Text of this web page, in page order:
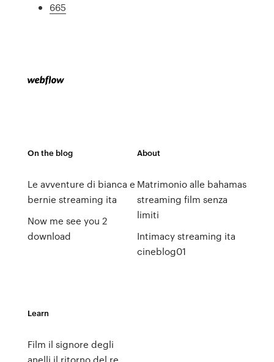
665
On the blog
Le avventure di bianca e
bernie streaming ita
Now me see you 2
download
About
Matrimonio alle bahamas
streaming film senza
limiti
Intimacy streaming ita
cineblog01
Learn
Film il signore degli
anelli il ritorno del re